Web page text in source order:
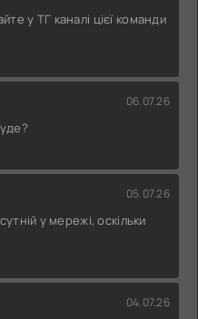
у ТГ каналі цієї команди
06.07.26
05.07.26
у мережі, оскільки
04.07.26